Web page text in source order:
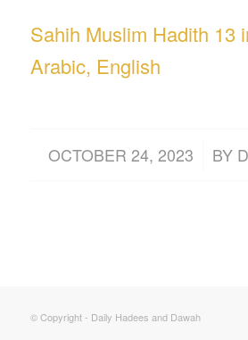
Sahih Muslim Hadith 13
Arabic, English
OCTOBER 24, 2023
/ BY
© Copyright - Daily Hadees and Dawah